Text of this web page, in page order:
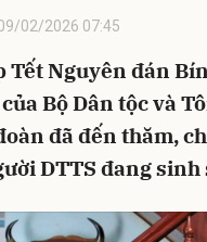
02/2026 07:45
Tết Nguyên đán
Bộ Dân tộc và
đã đến thăm,
DTTS đang